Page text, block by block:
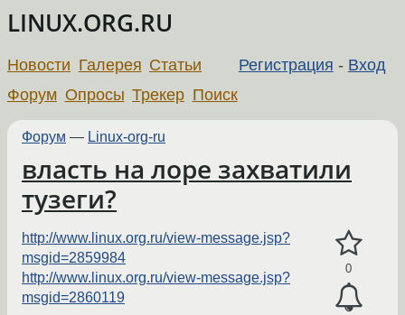
LINUX.ORG.RU
Регистрация - Вход
Новости Галерея Статьи
Форум Опросы Трекер Поиск
Форум — Linux-org-ru
власть на лоре захватили
тузеги?
0
http://www.linux.org.ru/view-message.jsp?
msgid=2859984
http://www.linux.org.ru/view-message.jsp?
msgid=2860119